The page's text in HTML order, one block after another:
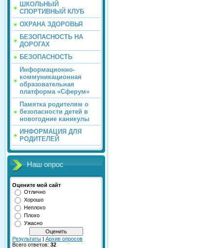
ШКОЛЬНЫЙ
СПОРТИВНЫЙ КЛУБ
ОХРАНА ЗДОРОВЬЯ
БЕЗОПАСНОСТЬ НА
ДОРОГАХ
БЕЗОПАСНОСТЬ
Информационно-
коммуникационная
образовательная
платформа «Сферум»
Памятка родителям о
безопасности детей в
новогодние каникулы
ИНФОРМАЦИЯ ДЛЯ
РОДИТЕЛЕЙ
Наш опрос
Оцените мой сайт
Отлично
Хорошо
Неплохо
Плохо
Ужасно
Результаты | Архив опросов
Всего ответов: 32